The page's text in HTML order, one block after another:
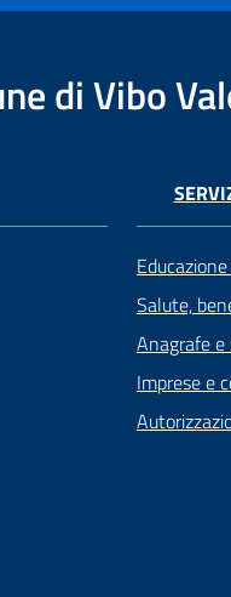
di Vibo
Salute,
Anagrafe
Imprese e